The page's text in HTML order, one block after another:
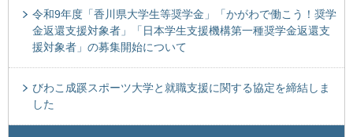
令和9年度「香川県大学生等奨学金」「かがわで働こう！奨学
金返還支援対象者」「日本学生支援機構第一種奨学金返還支
援対象者」の募集開始について
びわこ成蹊スポーツ大学と就職支援に関する協定を締結しま
した